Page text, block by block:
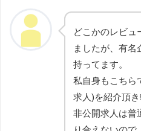
どこかのレビュ
ましたが、有名
持ってます。
私自身もこちら
求人)を紹介頂き
非公開求人は普